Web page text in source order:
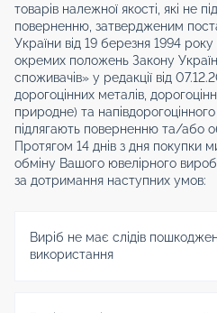
товарів належної якості, які не
поверненню, затвердженим
України від 19 березня 1994
окремих положень Закону
споживачів» у редакції від
дорогоцінних металів,
природне) та
підлягають поверненню та/або
Протягом 14 днів з дня покупки
обміну Вашого ювелірного
за дотримання наступних умов:
Виріб не має слідів
використання